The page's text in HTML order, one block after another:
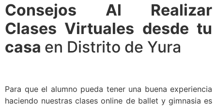
Consejos Al Realizar
Clases Virtuales desde tu
casa en Distrito de Yura
Para que el alumno pueda tener una buena experiencia
haciendo nuestras clases online de ballet y gimnasia es